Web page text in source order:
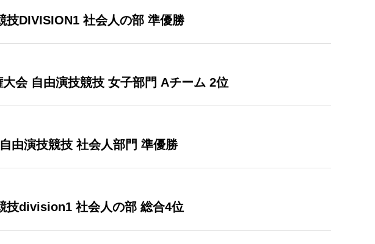
DIVISION1 社会人の部 準優勝
会 自由演技競技 女子部門 Aチーム 2位
由演技競技 社会人部門 準優勝
division1 社会人の部 総合4位